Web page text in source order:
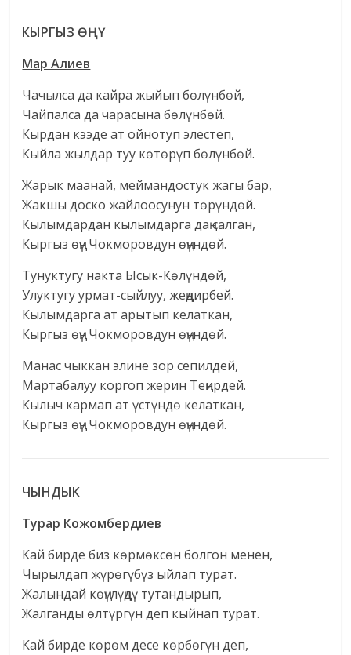
КЫРГЫЗ ӨҢҮ
Мар Алиев
Чачылса да кайра жыйып бөлүнбөй,
Чайпалса да чарасына бөлүнбөй.
Кырдан кээде ат ойнотуп элестеп,
Кыйла жылдар туу көтөрүп бөлүнбөй.
Жарык маанай, меймандостук жагы бар,
Жакшы доско жайлоосунун төрүндөй.
Кылымдардан кылымдарга даң салган,
Кыргыз өңү Чокморовдун өңүндөй.
Тунуктугу накта Ысык-Көлүндөй,
Улуктугу урмат-сыйлуу, жеңдирбей.
Кылымдарга ат арытып келаткан,
Кыргыз өңү Чокморовдун өңүндөй.
Манас чыккан элине зор сепилдей,
Мартабалуу коргоп жерин Теңирдей.
Кылыч кармап ат үстүндө келаткан,
Кыргыз өңү Чокморовдун өңүндөй.
ЧЫНДЫК
Турар Кожомбердиев
Кай бирде биз көрмөксөн болгон менен,
Чырылдап жүрөгүбүз ыйлап турат.
Жалындай көңүлүңдү тутандырып,
Жалганды өлтүргүн деп кыйнап турат.
Кай бирде көрөм десе көрбөгүн деп,